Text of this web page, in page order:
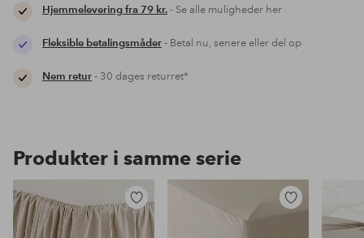
Hjemmelevering fra 79 kr.- Se alle muligheder her
Fleksible betalingsmåder- Betal nu, senere eller del op
Nem retur- 30 dages returret*
Produkter i samme serie
Tilføj
til